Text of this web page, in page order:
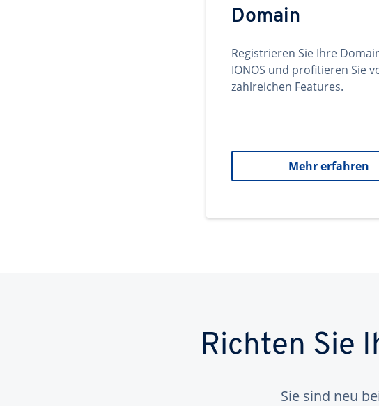
Domain
Registrieren Sie Ihre
IONOS und profitieren Sie
zahlreichen Features.
Mehr erfahren
Richten Sie
Sie sind neu